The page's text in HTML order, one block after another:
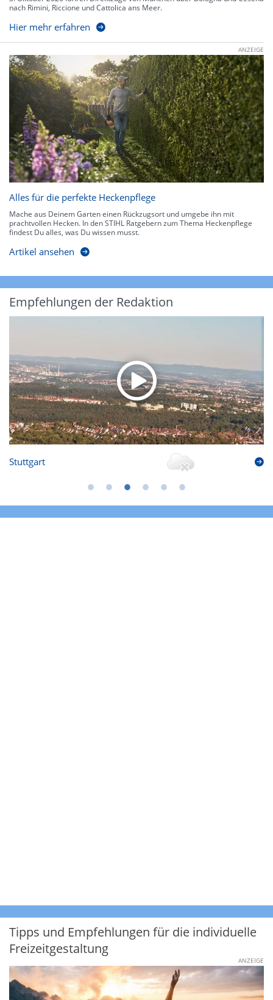
nach Rimini, Riccione und Cattolica ans Meer.
Hier mehr erfahren
ANZEIGE
Alles für die perfekte Heckenpflege
Mache aus Deinem Garten einen Rückzugsort und umgebe ihn mit
prachtvollen Hecken. In den STIHL Ratgebern zum Thema Heckenpflege
findest Du alles, was Du wissen musst.
Artikel ansehen
Empfehlungen der Redaktion
Stuttgart
Tipps und Empfehlungen für die individuelle
Freizeitgestaltung
ANZEIGE